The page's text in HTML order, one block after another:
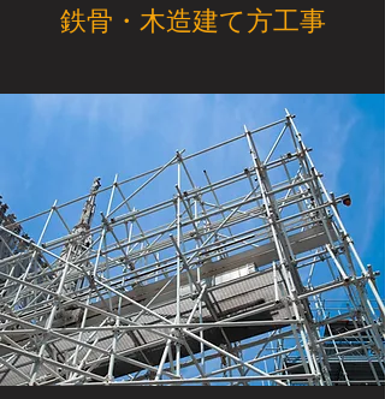
​鉄骨・木造建て方工事